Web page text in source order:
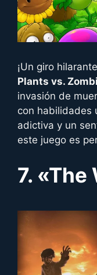
¡Un giro
Plants vs.
invasión de
con habilidades
adictiva y un
este juego es
7. «The